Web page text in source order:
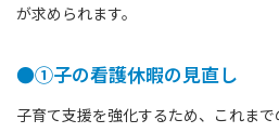
が求められます。
●①子の看護休暇の見直し
子育て支援を強化するため、これま